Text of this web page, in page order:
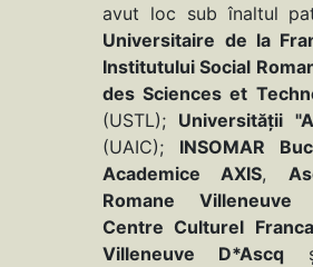
avut loc sub înaltul
Universitaire de la
Institutului Social
des Sciences et
(USTL); Universităţii
(UAIC); INSOMAR
Academice AXIS,
Romane
Centre Culturel
Villeneuve D*Ascq